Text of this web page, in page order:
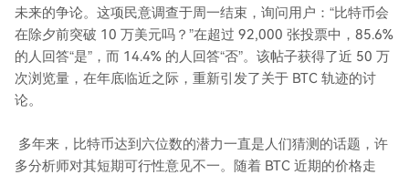
未来的争论。这项民意调查于周一结束，询问用户：“比特币会
在除夕前突破 10 万美元吗？”在超过 92,000 张投票中，85.6%
的人回答“是”，而 14.4% 的人回答“否”。该帖子获得了近 50 万
次浏览量，在年底临近之际，重新引发了关于 BTC 轨迹的​​讨
论。
多年来，比特币达到六位数的潜力一直是人们猜测的话题，许
多分析师对其短期可行性意见不一。随着 BTC 近期的价格走